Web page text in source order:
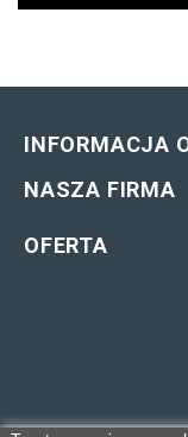
INFORMACJA
NASZA FIRMA
OFERTA